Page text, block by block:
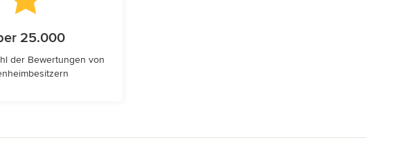
25.000
der Bewertungen von